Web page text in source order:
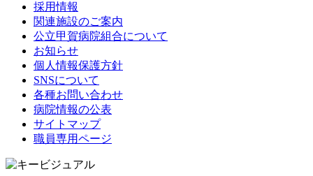
採用情報
関連施設のご案内
公立甲賀病院組合について
お知らせ
個人情報保護方針
SNSについて
各種お問い合わせ
病院情報の公表
サイトマップ
職員専用ページ